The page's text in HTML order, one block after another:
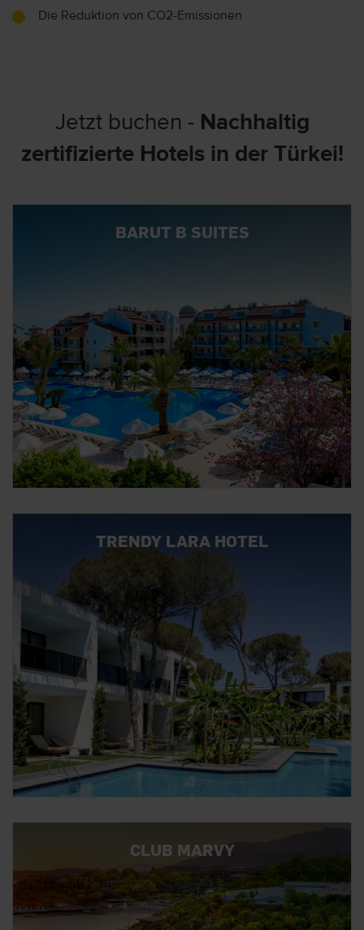
Die Reduktion von CO2-Emissionen
Jetzt buchen - Nachhaltig
zertifizierte Hotels in der Türkei!
BARUT B SUITES
TRENDY LARA HOTEL
CLUB MARVY